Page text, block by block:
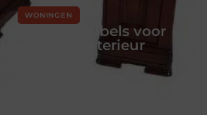
WONINGEN
mooiste meubels voor
klassiek interieur